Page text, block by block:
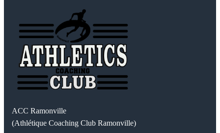
ACC Ramonville
(Athlétique Coaching Club Ramonville)